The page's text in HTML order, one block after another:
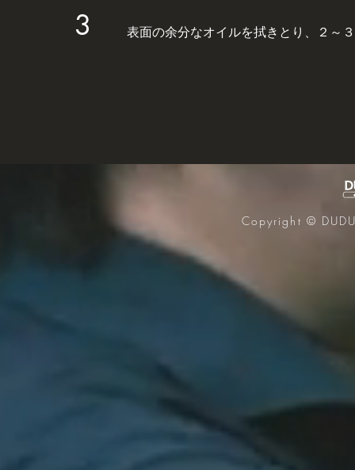
3 表面の余分なオイルを拭きとり、２～
Copyright ©